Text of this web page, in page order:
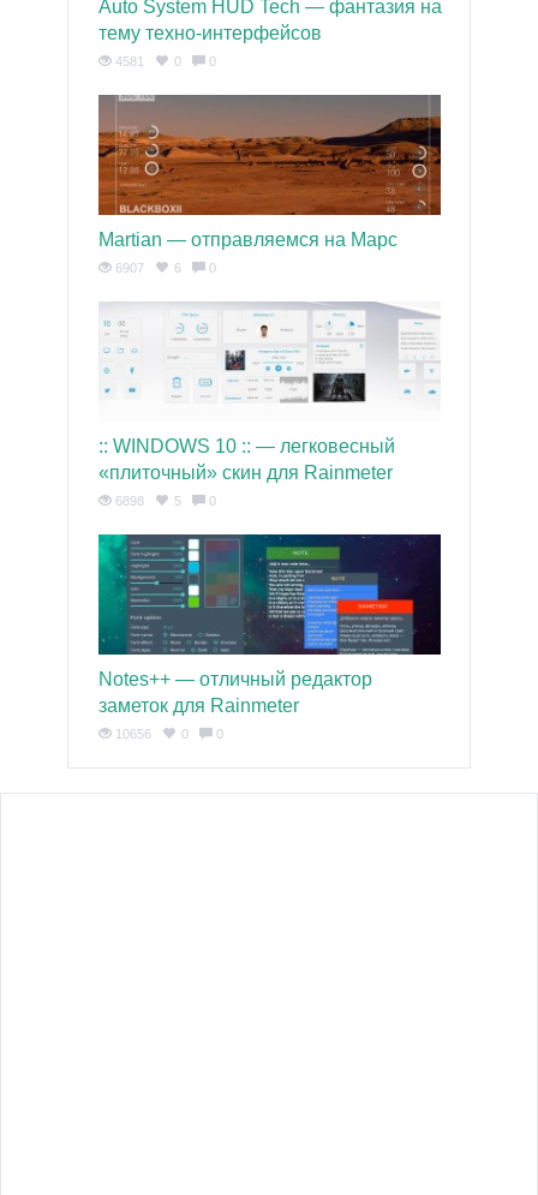
Auto System HUD Tech — фантазия на
тему техно-интерфейсов
4581 0 0
Martian — отправляемся на Марс
6907 6 0
:: WINDOWS 10 :: — легковесный
«плиточный» скин для Rainmeter
6898 5 0
Notes++ — отличный редактор
заметок для Rainmeter
10656 0 0